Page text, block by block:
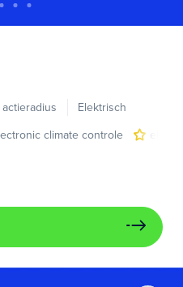
Elektrisch
climate controle